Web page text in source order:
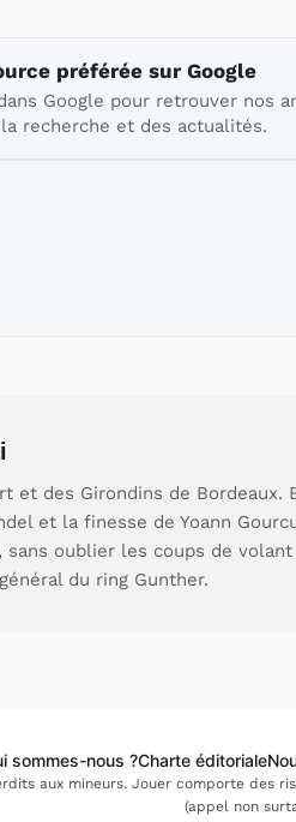
préférée sur Google
Google pour retrouver nos
recherche et des actualités.
et des Girondins de
et la finesse de Yoann
sans oublier les coups de
du ring Gunther.
sommes-nous ?Charte éditoriale
aux mineurs. Jouer comporte des
(appel non